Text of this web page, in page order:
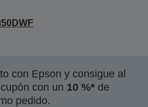
con Epson y consigue al
con un 10 %* de
pedido.